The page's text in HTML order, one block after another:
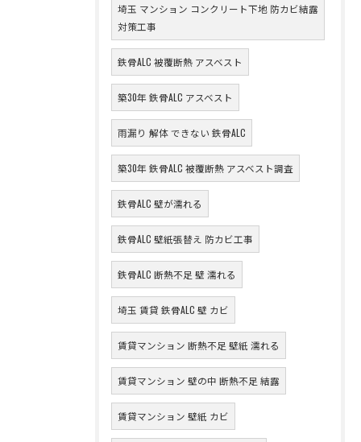
埼玉 マンション コンクリート下地 防カビ結露
対策工事
鉄骨ALC 被覆断熱 アスベスト
築30年 鉄骨ALC アスベスト
雨漏り 解体 できない 鉄骨ALC
築30年 鉄骨ALC 被覆断熱 アスベスト調査
鉄骨ALC 壁が濡れる
鉄骨ALC 壁紙張替え 防カビ工事
鉄骨ALC 断熱不足 壁 濡れる
埼玉 賃貸 鉄骨ALC 壁 カビ
賃貸マンション 断熱不足 壁紙 濡れる
賃貸マンション 壁の中 断熱不足 結露
賃貸マンション 壁紙 カビ